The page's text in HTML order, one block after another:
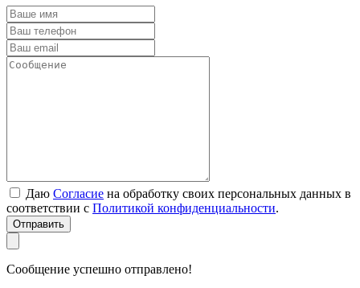
Даю Согласие на обработку своих персональных данных в
соответствии с Политикой конфиденциальности.
Отправить
Сообщение успешно отправлено!